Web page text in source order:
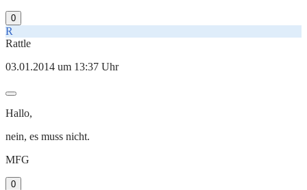
0
R
Rattle
03.01.2014 um 13:37 Uhr
Hallo,
nein, es muss nicht.
MFG
0